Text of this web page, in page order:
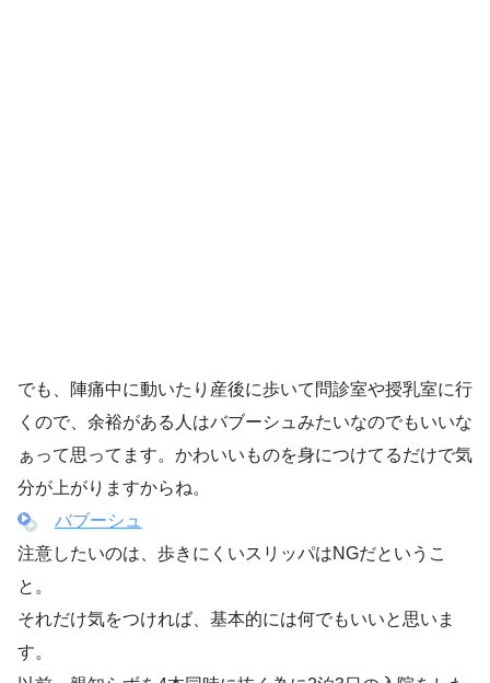
でも、陣痛中に動いたり産後に歩いて問診室や授乳室に行
くので、余裕がある人はバブーシュみたいなのでもいいな
ぁって思ってます。かわいいものを身につけてるだけで気
分が上がりますからね。
バブーシュ
注意したいのは、歩きにくいスリッパはNGだというこ
と。
それだけ気をつければ、基本的には何でもいいと思いま
す。